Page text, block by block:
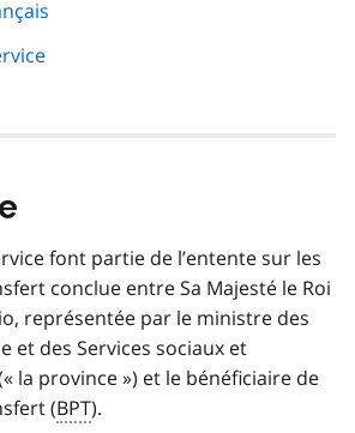
font partie de l’entente sur les
conclue entre Sa Majesté le Roi
représentée par le ministre des
et des Services sociaux et
la province ») et le bénéficiaire de
(BPT).